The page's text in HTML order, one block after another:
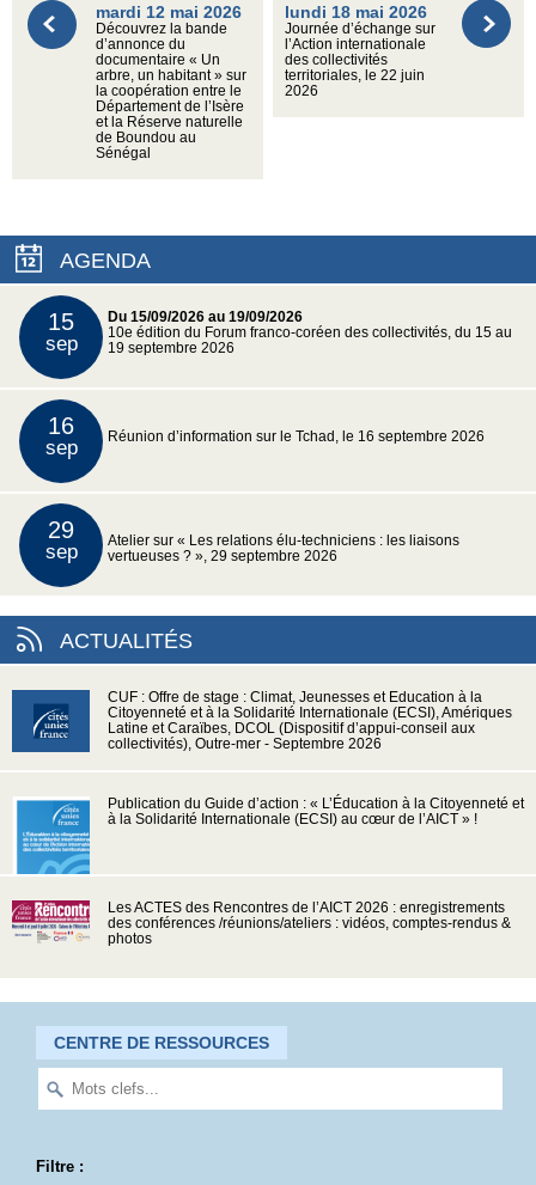
mardi 12 mai 2026
Découvrez la bande
d’annonce du
documentaire « Un
arbre, un habitant » sur
la coopération entre le
Département de l’Isère
et la Réserve naturelle
de Boundou au
Sénégal
lundi 18 mai 2026
Journée d’échange sur
l’Action internationale
des collectivités
territoriales, le 22 juin
2026
AGENDA
15
sep
Du 15/09/2026 au 19/09/2026
10e édition du Forum franco-coréen des collectivités, du 15 au
19 septembre 2026
16
sep Réunion d’information sur le Tchad, le 16 septembre 2026
29
sep
Atelier sur « Les relations élu-techniciens : les liaisons
vertueuses ? », 29 septembre 2026
ACTUALITÉS
CUF : Offre de stage : Climat, Jeunesses et Education à la
Citoyenneté et à la Solidarité Internationale (ECSI), Amériques
Latine et Caraïbes, DCOL (Dispositif d’appui-conseil aux
collectivités), Outre-mer - Septembre 2026
Publication du Guide d’action : « L’Éducation à la Citoyenneté et
à la Solidarité Internationale (ECSI) au cœur de l’AICT » !
Les ACTES des Rencontres de l’AICT 2026 : enregistrements
des conférences /réunions/ateliers : vidéos, comptes-rendus &
photos
CENTRE DE RESSOURCES
Filtre :